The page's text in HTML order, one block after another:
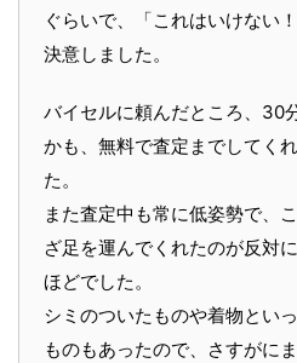
ぐらいで、「これはいけない
決意しました。
バイセルに頼んだところ、30
かも、無料で査定までしてく
た。
また査定中も常に低姿勢で、
ざ足を運んでくれたのが反対
ほどでした。
シミのついたものや着物とい
ものもあったので、さすがに